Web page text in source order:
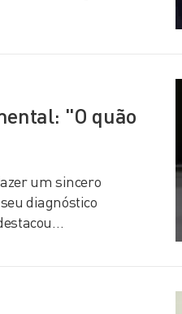
"O quão
um sincero
diagnóstico